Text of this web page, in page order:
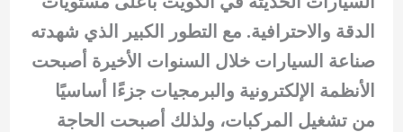
الدقة والاحترافية. مع التطور الكبير الذي شهدته
صناعة السيارات خلال السنوات الأخيرة أصبحت
الأنظمة الإلكترونية والبرمجيات جزءًا أساسيًا
من تشغيل المركبات، ولذلك أصبحت الحاجة